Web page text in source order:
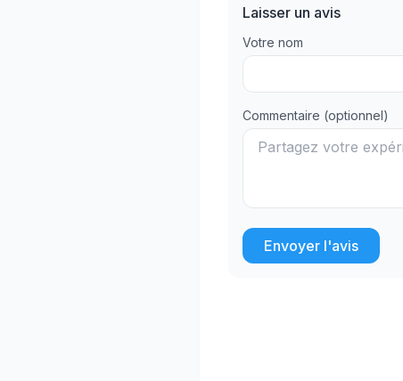
Laisser un avis
Votre nom
Commentaire (optionnel)
Envoyer l'avis